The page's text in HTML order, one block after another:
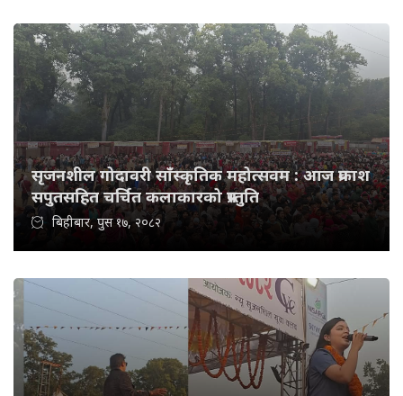
सृजनशील गोदावरी साँस्कृतिक महोत्सवम : आज प्रकाश
सपुतसहित चर्चित कलाकारको प्रस्तुति
बिहीबार, पुस १७, २०८२